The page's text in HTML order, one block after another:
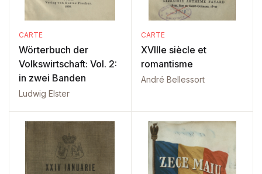
CARTE
Wörterbuch der
Volkswirtschaft: Vol. 2:
in zwei Banden
Ludwig Elster
CARTE
XVIIIe siècle et
romantisme
André Bellessort